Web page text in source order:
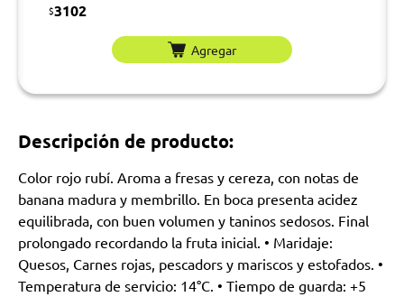
$3102
Agregar
Descripción de producto:
Color rojo rubí. Aroma a fresas y cereza, con notas de
banana madura y membrillo. En boca presenta acidez
equilibrada, con buen volumen y taninos sedosos. Final
prolongado recordando la fruta inicial. • Maridaje:
Quesos, Carnes rojas, pescadors y mariscos y estofados. •
Temperatura de servicio: 14°C. • Tiempo de guarda: +5